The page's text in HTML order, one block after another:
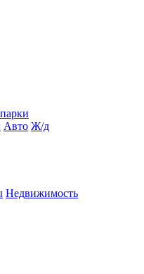
Авто Ж/д
Недвижимость